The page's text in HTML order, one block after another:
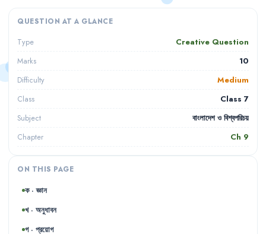
QUESTION AT A GLANCE
Type Creative Question
Marks 10
Difficulty Medium
Class Class 7
Subject বাংলাদেশ ও বিশ্বপরিচয়
Chapter Ch 9
ON THIS PAGE
ক · জ্ঞান
খ · অনুধাবন
গ · প্রয়োগ